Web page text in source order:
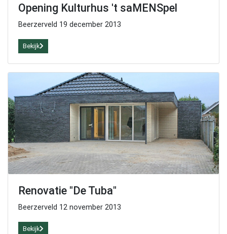
Opening Kulturhus 't saMENSpel
Beerzerveld 19 december 2013
Bekijk
Renovatie "De Tuba"
Beerzerveld 12 november 2013
Bekijk